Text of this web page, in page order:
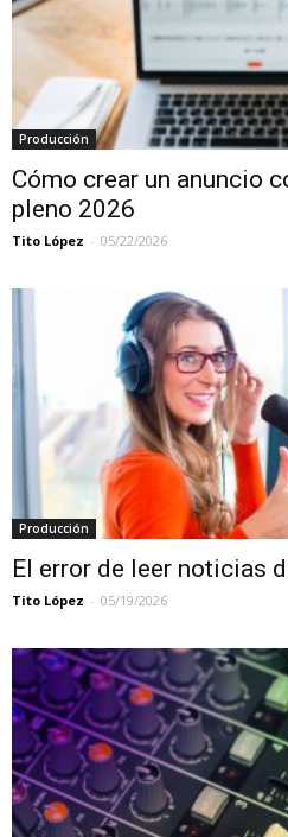
Producción
Cómo crear un anuncio
pleno 2026
Tito López - 05/22/2026
Producción
El error de leer noticias
Tito López - 05/19/2026